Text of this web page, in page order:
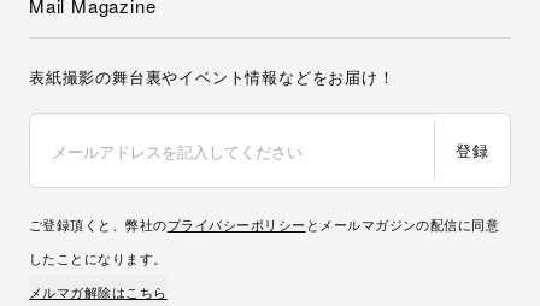
Mail Magazine
表紙撮影の舞台裏やイベント情報などをお届け！
登録
ご登録頂くと、弊社のプライバシーポリシー とメールマガジンの配信に同意
したことになります。
メルマガ解除はこちら